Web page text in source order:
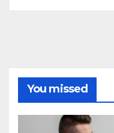
You missed